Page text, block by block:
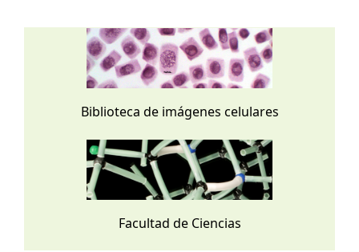
Biblioteca de imágenes celulares
Facultad de Ciencias